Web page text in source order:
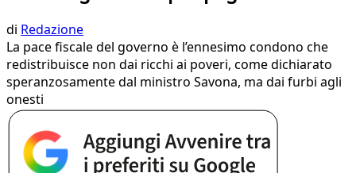
di Redazione
La pace fiscale del governo è l’ennesimo condono che
redistribuisce non dai ricchi ai poveri, come dichiarato
speranzosamente dal ministro Savona, ma dai furbi agli
onesti